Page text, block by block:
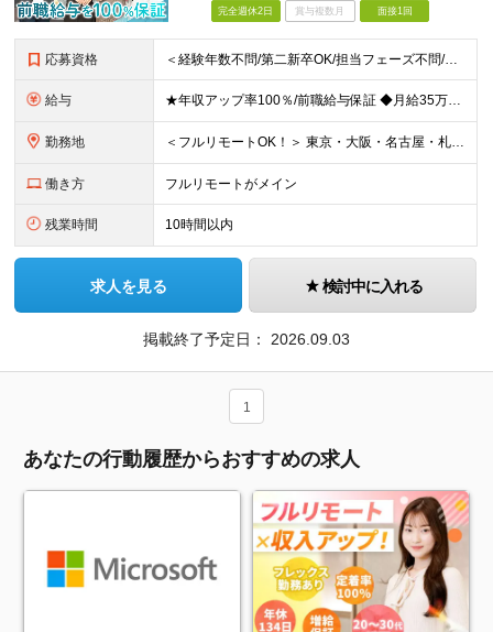
完全週休2日 賞与複数月 面接1回
応募資格 ＜経験年数不問/第二新卒OK/担当フェーズ不問/ブランクOK＞ ◆開発またはインフラに携わった経験がある方（業界・経験年数不問） ◆学歴不問 ＼＼まずは気軽にご応募ください！／／ ★研修明けで数ヶ
給与 ★年収アップ率100％/前職給与保証 ◆月給35万円～110万円＜入社時から年収200万円UP実現多数！還元率80％以上＞ ※上記は最低保証額。経験・年齢・能力などを考慮の上、優遇いたします。 ※上
勤務地 ＜フルリモートOK！＞ 東京・大阪・名古屋・札幌・福岡の本社・支社及び周辺のプロジェクト先（関東・関西・東海・北海道・福岡）での勤務となります。 ※勤務地はお選びいただけます ※希望されない転勤は発
働き方 フルリモートがメイン
残業時間 10時間以内
求人を見る 検討中に入れる
掲載終了予定日： 2026.09.03
1
あなたの行動履歴からおすすめの求人